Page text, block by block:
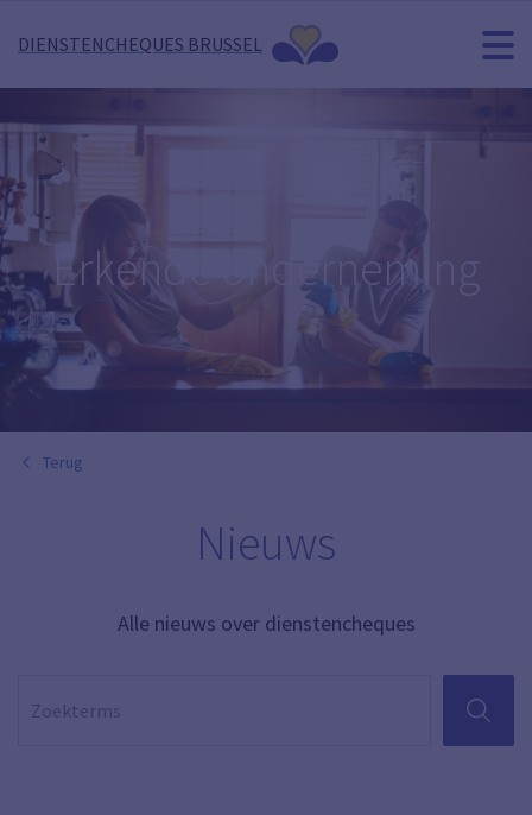
DIENSTENCHEQUES BRUSSEL
Erkende onderneming
Terug
Nieuws
Alle nieuws over dienstencheques
ZOEKEN